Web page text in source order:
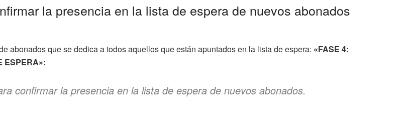
la presencia en la lista de espera de nuevos abonados
abonados que se dedica a todos aquellos que están apuntados en la lista de espera: «FASE 4:
ESPERA»:
confirmar la presencia en la lista de espera de nuevos abonados.